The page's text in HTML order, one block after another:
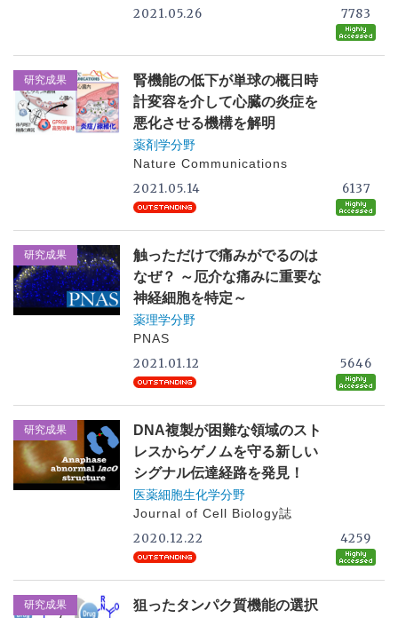
2021.05.26 7783
研究成果
腎機能の低下が単球の概日時
計変容を介して心臓の炎症を
悪化させる機構を解明
薬剤学分野
Nature Communications
2021.05.14 6137
研究成果
触っただけで痛みがでるのは
なぜ？ ～厄介な痛みに重要な
神経細胞を特定～
薬理学分野
PNAS
2021.01.12 5646
研究成果
DNA複製が困難な領域のスト
レスからゲノムを守る新しい
シグナル伝達経路を発見！
医薬細胞生化学分野
Journal of Cell Biology誌
2020.12.22 4259
研究成果
狙ったタンパク質機能の選択